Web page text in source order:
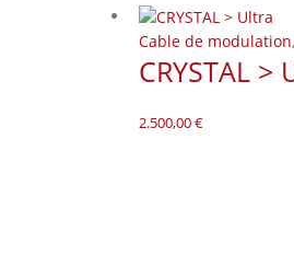
Cable de modulation,
CRYSTAL >
2.500,00€